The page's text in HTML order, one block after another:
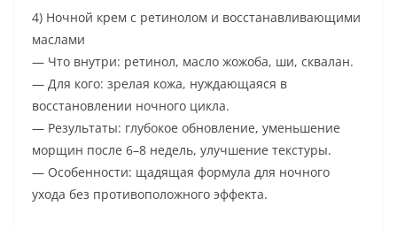
4) Ночной крем с ретинолом и восстанавливающими
маслами
— Что внутри: ретинол, масло жожоба, ши, сквалан.
— Для кого: зрелая кожа, нуждающаяся в
восстановлении ночного цикла.
— Результаты: глубокое обновление, уменьшение
морщин после 6–8 недель, улучшение текстуры.
— Особенности: щадящая формула для ночного
ухода без противоположного эффекта.